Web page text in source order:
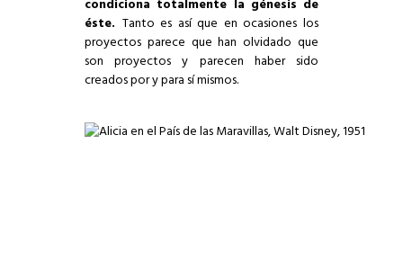
condiciona totalmente la génesis de
éste. Tanto es así que en ocasiones los
proyectos parece que han olvidado que
son proyectos y parecen haber sido
creados por y para sí mismos.